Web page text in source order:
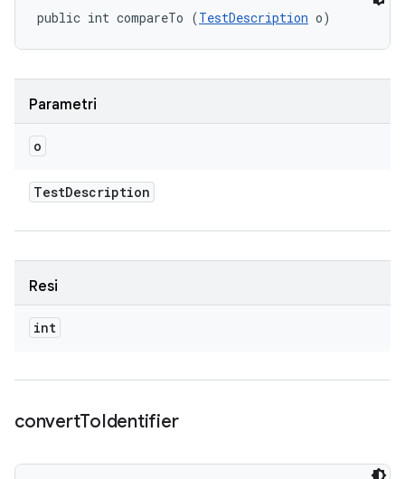
public int compareTo (TestDescription o)
Parametri
o
TestDescription
Resi
int
convertToIdentifier